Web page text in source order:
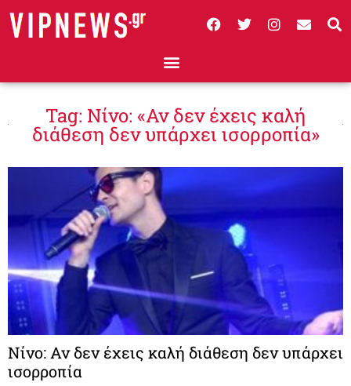
Tag: Νίνο: «Αν δεν έχεις καλή
διάθεση δεν υπάρχει ισορροπία»
Νίνο: Αν δεν έχεις καλή διάθεση δεν υπάρχει
ισορροπία